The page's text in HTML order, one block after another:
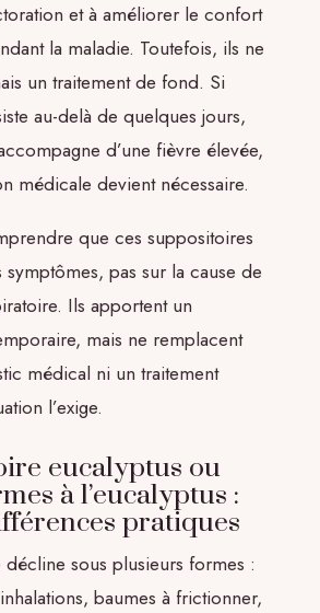
et à améliorer le confort
la maladie. Toutefois, ils ne
un traitement de fond. Si
au-delà de quelques jours,
d’une fièvre élevée,
médicale devient nécessaire.
que ces suppositoires
symptômes, pas sur la cause de
Ils apportent un
mais ne remplacent
médical ni un traitement
l’exige.
eucalyptus ou
à l’eucalyptus :
pratiques
décline sous plusieurs formes :
baumes à frictionner,